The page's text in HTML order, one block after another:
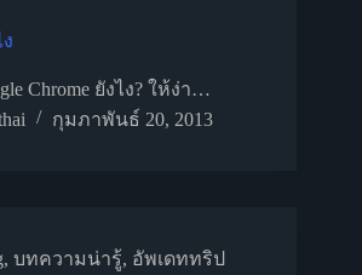
Chrome ยังไง? ให้ง่า…
กุมภาพันธ์ 20, 2013
, บทความน่ารู้, อัพเดททริป